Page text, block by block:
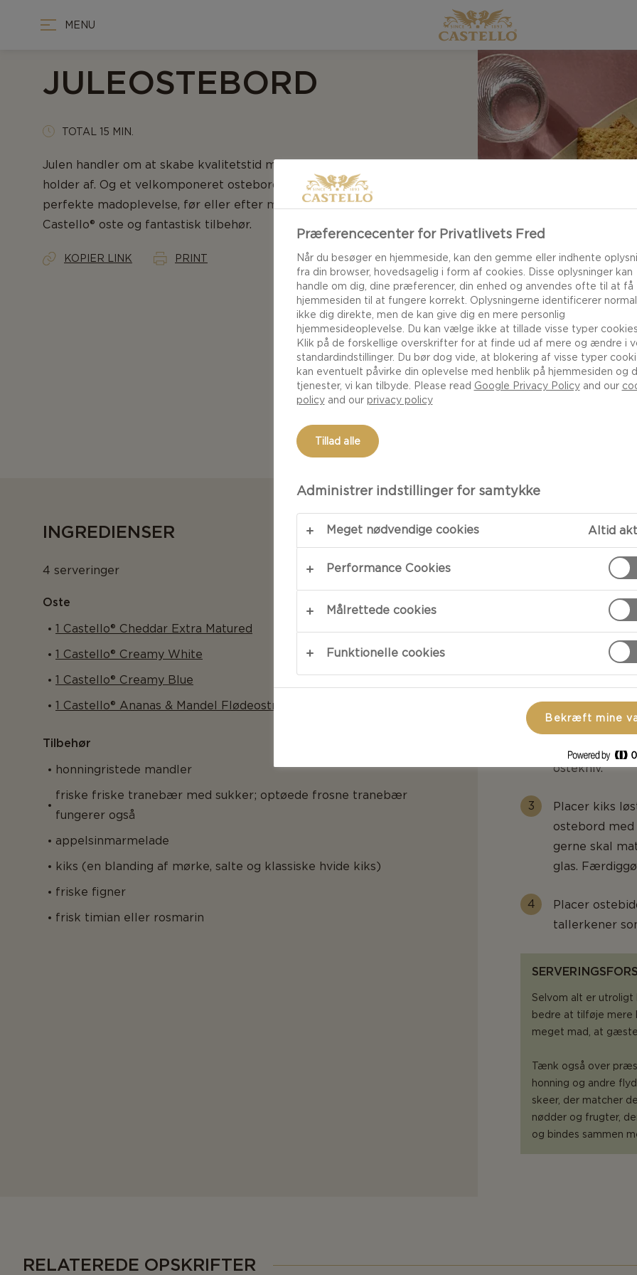
MENU
JULEOSTEBORD
TOTAL 15 MIN.
Julen handler om at skabe kvalitetstid med de mennesker, som du
holder af. Og et velkomponeret ostebord vil give dine gæster den
perfekte madoplevelse, før eller efter middagen, fyldt med lækre
Castello® oste og fantastisk tilbehør.
KOPIER LINK PRINT
INGREDIENSER
4 serveringer
Oste
1 Castello® Cheddar Extra Matured
1 Castello® Creamy White
1 Castello® Creamy Blue
1 Castello® Ananas & Mandel Flødeostring 125g
Tilbehør
honningristede mandler
friske friske tranebær med sukker; optøede frosne tranebær
fungerer også
appelsinmarmelade
kiks (en blanding af mørke, salte og klassiske hvide kiks)
friske figner
frisk timian eller rosmarin
Start med at
mildeste til
rækkefølge
de subtile
mere intens
Vælg
blokke og
ostekniv.
Placer kiks
ostebord
gerne skal
glas.
Placer
tallerkener
Selvom alt er
bedre at tilføje
meget mad, at
Tænk også over
honning og andre
skeer, der matcher
nødder og frugter,
og bindes sammen
RELATEREDE OPSKRIFTER
Præferencecenter for Privatlivets Fred
Når du besøger en hjemmeside, kan den gemme eller indhente
fra din browser, hovedsagelig i form af cookies. Disse oplysninger kan
handle om dig, dine præferencer, din enhed og anvendes ofte til at få
hjemmesiden til at fungere korrekt. Oplysningerne identificerer
ikke dig direkte, men de kan give dig en mere personlig
hjemmesideoplevelse. Du kan vælge ikke at tillade visse typer
Klik på de forskellige overskrifter for at finde ud af mere og ændre i
standardindstillinger. Du bør dog vide, at blokering af visse typer
kan eventuelt påvirke din oplevelse med henblik på hjemmesiden og
tjenester, vi kan tilbyde. Please read Google Privacy Policyand our
policyand our privacy policy
Tillad alle
Administrer indstillinger for samtykke
Meget nødvendige cookies Altid
Performance Cookies
Målrettede cookies
Funktionelle cookies
Bekræft mine